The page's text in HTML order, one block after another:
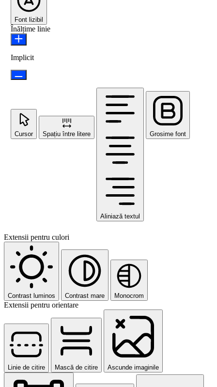
Font lizibil
Înălțime linie
Implicit
Cursor Spațiu între litere
Aliniază textul
Grosime font
Extensii pentru culori
Contrast luminos Contrast mare Monocrom
Extensii pentru orientare
Linie de citire Mască de citire Ascunde imaginile